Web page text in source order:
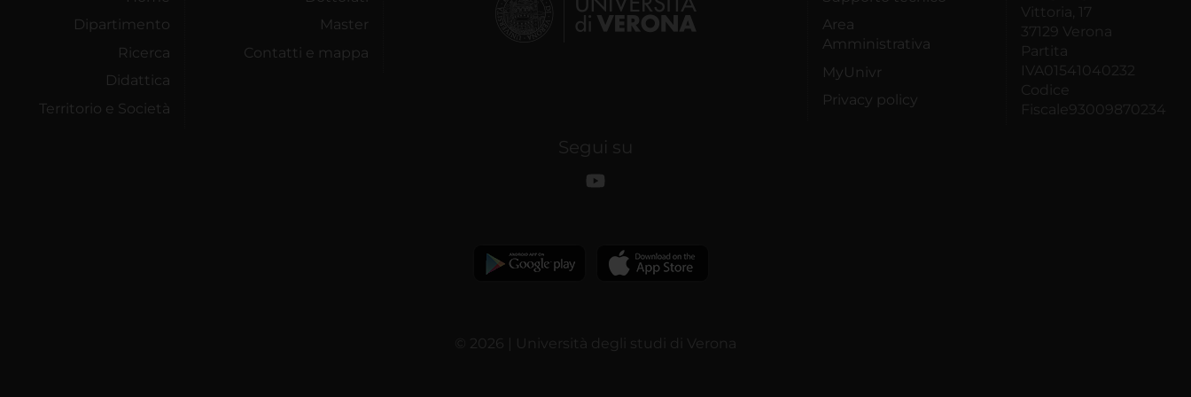
Dipartimento
Ricerca
Didattica
Territorio e Società
Master
Contatti e mappa
Area
Amministrativa
MyUnivr
Privacy policy
Vittoria, 17
37129 Verona
Partita
IVA01541040232
Codice
Fiscale93009870234
Segui su
© 2026 | Università degli studi di Verona